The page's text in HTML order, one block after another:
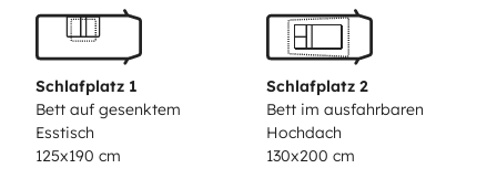
(130×200 cm, avec 3 fenêtres, moustiquaires et
rideaux)🌒 Fenêtre teintée 72 % porte coulissante,
ouverture + moustiquaire + rideaux occultants
Éclairage LED dimmable (5 spots + bandeau LED)
Convertisseur 220V 1500W + prises USB
eau propre & eaux grises
🛠️ Entretien à jour — van prêt
Schlafplatz 1
Bett auf gesenktem
Esstisch
125x190 cm
Schlafplatz 2
Bett im ausfahrbaren
Hochdach
130x200 cm